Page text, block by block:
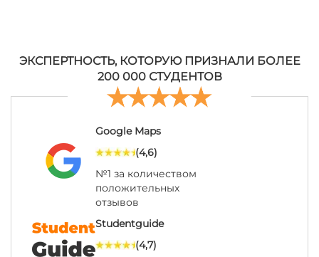
ЭКСПЕРТНОСТЬ, КОТОРУЮ ПРИЗНАЛИ БОЛЕЕ
200 000 СТУДЕНТОВ
Google Maps
(4,6)
№1 за количеством
положительных
отзывов
Studentguide
(4,7)